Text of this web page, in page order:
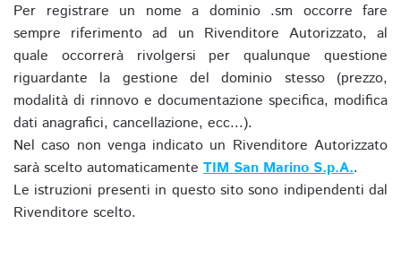
Per registrare un nome a dominio .sm occorre fare
sempre riferimento ad un Rivenditore Autorizzato, al
quale occorrerà rivolgersi per qualunque questione
riguardante la gestione del dominio stesso (prezzo,
modalità di rinnovo e documentazione specifica, modifica
dati anagrafici, cancellazione, ecc...).
Nel caso non venga indicato un Rivenditore Autorizzato
sarà scelto automaticamente TIM San Marino S.p.A..
Le istruzioni presenti in questo sito sono indipendenti dal
Rivenditore scelto.